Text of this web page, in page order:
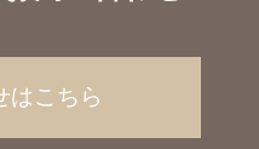
はこちら